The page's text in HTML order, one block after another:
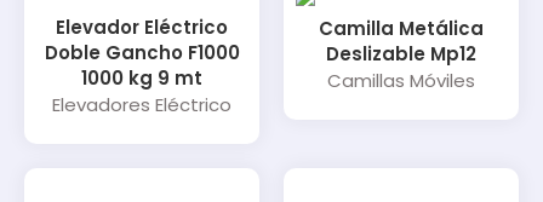
Elevador Eléctrico
Doble Gancho F1000
1000 kg 9 mt
Elevadores Eléctrico
Camilla Metálica
Deslizable Mp12
Camillas Móviles